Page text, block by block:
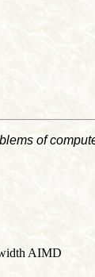
of
AIMD